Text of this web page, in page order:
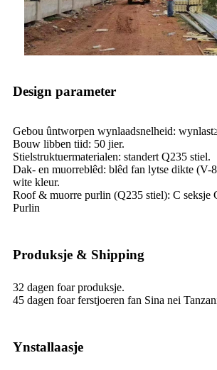
Design parameter
Gebou ûntworpen wynlaadsnelheid:
Bouw libben tiid: 50 jier.
Stielstruktuermaterialen: standert Q235 stiel.
Dak- en muorreblêd: blêd fan lytse dikte (V-
wite kleur.
Roof & muorre purlin (Q235 stiel): C seksje
Purlin
Produksje & Shipping
32 dagen foar produksje.
45 dagen foar ferstjoeren fan Sina nei
Ynstallaasje